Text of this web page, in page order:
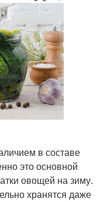
в составе
это основной
овощей на зиму.
хранятся даже